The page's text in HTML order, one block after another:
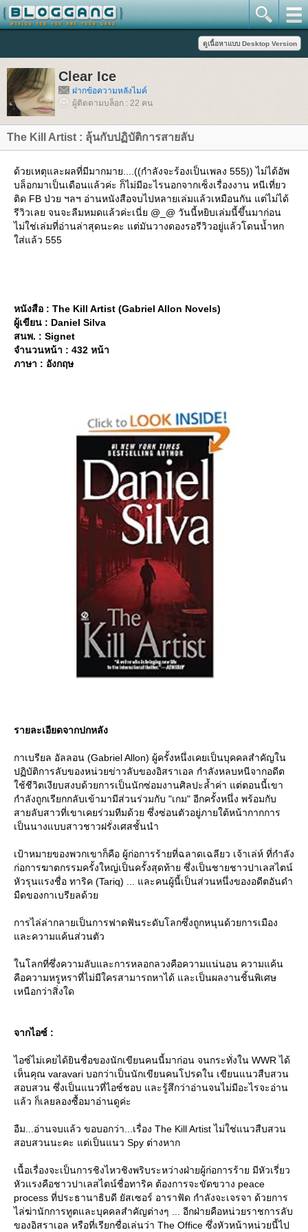
Clear Ice
ฝากข้อความหลังไมค์
ผู้ติดตามบล็อก : 22 คน
The Kill Artist : ลุ้นกับปฏิบัติการสายลับ
ด้วยเหตุและผลที่มีมากมาย....((กำลังจะร้องเป็นเพลง 555)) ไม่ได้อัพ
บล็อกมาเป็นเดือนแล้วค่ะ ก็ไม่มีอะไรนอกจากเซ็งเรื่องงาน หนีเที่ยว
ติด FB ป่วย ฯลฯ อ่านหนังสือจบไปหลายเล่มแล้วเหมือนกัน แต่ไม่ได้
รีวิวเลย จนจะลืมหมดแล้วค่ะเนี่ย @_@ วันนี้หยิบเล่มนี้ขึ้นมาก่อน
ไม่ใช่เล่มที่อ่านล่าสุดนะคะ แต่มันวางดองรอรีวิวอยู่แล้วโดนน้ำหก
ส่แล้ว 555
หนังสือ : The Kill Artist (Gabriel Allon Novels)
ผู้เขียน : Daniel Silva
สนพ. : Signet
จำนวนหน้า : 432 หน้า
ภาษา : อังกฤษ
รายละเอียดจากปกหลัง
กาเบรียล อัลลอน (Gabriel Allon) ผู้ครั้งหนึ่งเคยเป็นบุคคลสำคัญใน
ปฏิบัติการลับของหน่วยข่าวลับของอิสราเอล กำลังหลบหนีจากอดีต
ช้ชีวิตเงียบสงบด้วยการเป็นนักซ่อมงานศิลปะล้ำค่า แต่ตอนนี้เขา
กำลังถูกเรียกกลับเข้ามามีส่วนร่วมกับ "เกม" อีกครั้งหนึ่ง พร้อมกับ
สายลับสาวที่เขาเคยร่วมทีมด้วย ซึ่งซ่อนตัวอยู่ภายใต้หน้ากากการ
เป็นนางแบบสาวชาวฝรั่งเศสชั้นนำ
เป้าหมายของพวกเขาก็คือ ผู้ก่อการร้ายที่ฉลาดเฉลียว เจ้าเล่ห์ ที่กำลัง
ก่อการฆาตกรรมครั้งใหญ่เป็นครั้งสุดท้าย ซึ่งเป็นชายชาวปาเลสไตน์
หัวรุนแรงชื่อ ทาริค (Tariq) ... และคนผู้นี้เป็นส่วนหนึ่งของอดีตอันดำ
มืดของกาเบรียลด้ว
การไล่ล่ากลายเป็นการฟาดฟันระดับโลกซึ่งถูกหนุนด้วยการเมือง
ละความแค้นส่วนตัว
นโลกที่ซึ่งความลับและการหลอกลวงคือความแน่นอน ความแค้น
คือความหรูหราที่ไม่มีใครสามารถหาได้ และเป็นผลงานชิ้นพิเศษ
เหนือกว่าสิ่งใด
จากไอซ์ :
ไอซ์ไม่เคยได้ยินชื่อของนักเขียนคนนี้มาก่อน จนกระทั่งใน WWR ได้
เห็นคุณ varavari บอกว่าเป็นนักเขียนคนโปรดใน เขียนแนวสืบสวน
สอบสวน ซึ่งเป็นแนวที่ไอซ์ชอบ และรู้สึกว่าอ่านจนไม่มีอะไรจะอ่าน
ล้ว ก็เลยลองซื้อมาอ่านดูค่ะ
อืม...อ่านจบแล้ว ขอบอกว่า...เรื่อง The Kill Artist ไม่ใช่แนวสืบสวน
สอบสวนนะคะ แต่เป็นแนว Spy ต่างหาก
เนื้อเรื่องจะเป็นการชิงไหวชิงพริบระหว่างฝ่ายผู้ก่อการร้าย มีหัวเรี่ยว
หัวแรงคือชาวปาเลสไตน์ชื่อทาริค ต้องการจะขัดขวาง peace
process ที่ประธานาธิบดี ยัสเซอร์ อาราฟัด กำลังจะเจรจา ด้วยการ
ไล่ฆ่านักการทูตและบุคคลสำคัญต่างๆ ... อีกฝ่ายคือหน่วยราชการลับ
ของอิสราเอล หรือที่เรียกชื่อเล่นว่า The Office ซึ่งหัวหน้าหน่วยนี้ไป